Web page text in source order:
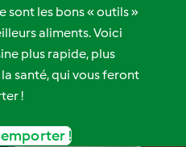
sont les bons « outils »
aliments. Voici
plus rapide, plus
santé, qui vous feront
!
!